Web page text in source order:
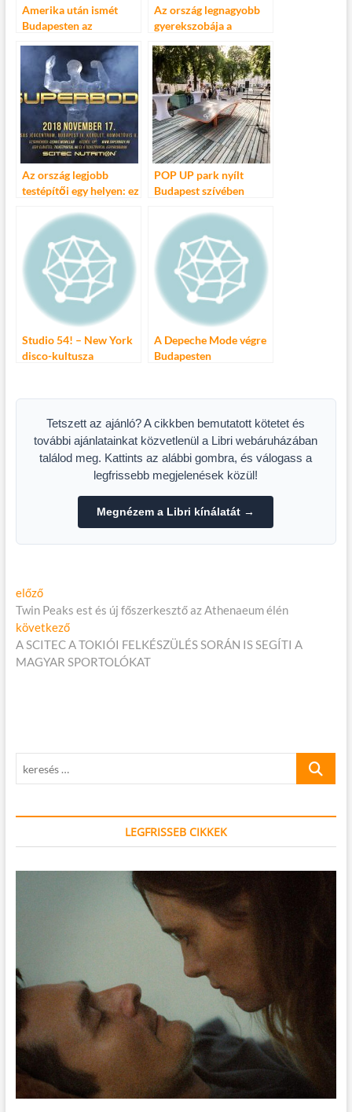
Amerika után ismét
Budapesten az
közösségi táncelőadás
magyar alkotóktól
Az ország legnagyobb
gyerekszobája a
Az ország legjobb
testépítői egy helyen: ez
POP UP park nyílt
Budapest szívében
Studio 54! – New York
disco-kultusza
A Depeche Mode végre
Budapesten
Tetszett az ajánló? A cikkben bemutatott kötetet és
további ajánlatainkat közvetlenül a Libri webáruházában
találod meg. Kattints az alábbi gombra, és válogass a
legfrissebb megjelenések közül!
Megnézem a Libri kínálatát →
Bejegyzés
navigáció
előzőElőző
cikk:
Twin Peaks est és új főszerkesztő az Athenaeum élén
következőKövetkező
cikk:
A SCITEC A TOKIÓI FELKÉSZÜLÉS SORÁN IS SEGÍTI A
MAGYAR SPORTOLÓKAT
keresés
LEGFRISSEB CIKKEK